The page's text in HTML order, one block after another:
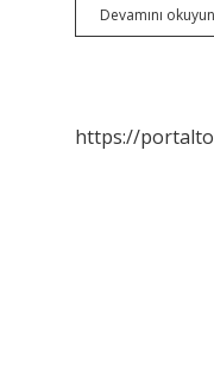
Devamını okuyun
https://